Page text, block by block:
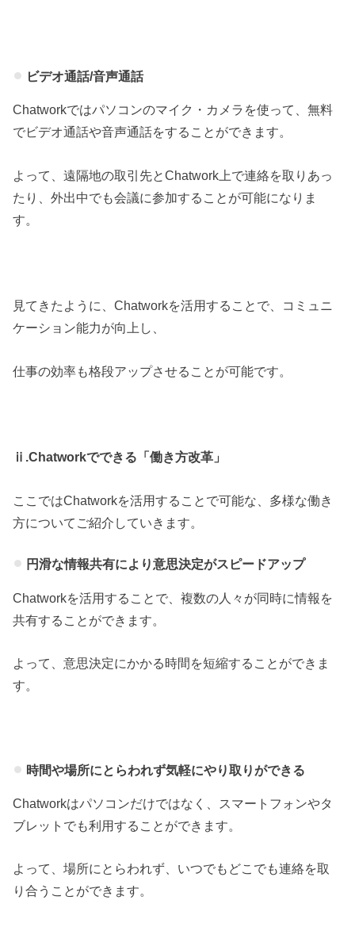
ビデオ通話/音声通話
Chatworkではパソコンのマイク・カメラを使って、無料
でビデオ通話や音声通話をすることができます。
よって、遠隔地の取引先とChatwork上で連絡を取りあっ
たり、外出中でも会議に参加することが可能になりま
す。
見てきたように、Chatworkを活用することで、コミュニ
ケーション能力が向上し、
仕事の効率も格段アップさせることが可能です。
ⅱ.Chatworkでできる「働き方改革」
ここではChatworkを活用することで可能な、多様な働き
方についてご紹介していきます。
円滑な情報共有により意思決定がスピードアップ
Chatworkを活用することで、複数の人々が同時に情報を
共有することができます。
よって、意思決定にかかる時間を短縮することができま
す。
時間や場所にとらわれず気軽にやり取りができる
Chatworkはパソコンだけではなく、スマートフォンやタ
ブレットでも利用することができます。
よって、場所にとらわれず、いつでもどこでも連絡を取
り合うことができます。